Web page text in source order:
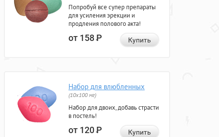
Попробуй все супер препараты
для усиления эрекции и
продления полового акта!
от 158Р Купить
Набор для влюбленных
(10х100 мг)
Набор для двоих, добавь страсти
в постель!
от 120Р Купить